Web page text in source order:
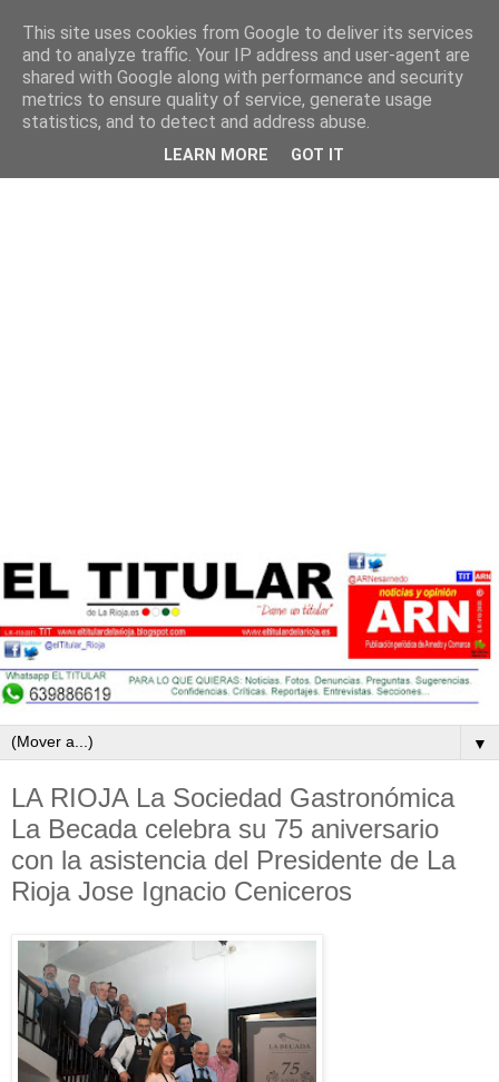
▼
LA RIOJA La Sociedad Gastronómica
La Becada celebra su 75 aniversario
con la asistencia del Presidente de La
Rioja Jose Ignacio Ceniceros
This site uses cookies from Google to deliver its services
and to analyze traffic. Your IP address and user-agent are
shared with Google along with performance and security
metrics to ensure quality of service, generate usage
statistics, and to detect and address abuse.
LEARN MORE GOT IT